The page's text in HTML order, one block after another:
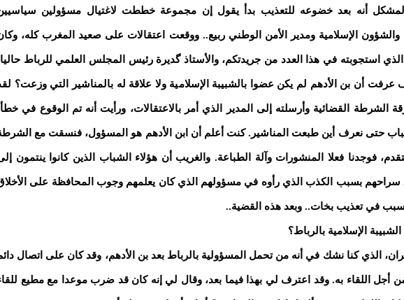
والمشكل أنه بعد خضوعه للتعذيب بدأ يقول إن مجموعة خططت لاغتيال مسؤولين
والشؤون الإسلامية ومدير الأمن الوطني ربيع.. ووقعت اعتقالات على صعيد المغرب كله،
استجوبته في هذا العدد من جريدتكم، والأستاذ گديرة رئيس المجلس العلمي للرباط
أن بن الأدهم لم يكن عضوا بالشبيبة الإسلامية ولا علاقة له بالمناشير التي وزعت؟
الشرطة القضائية وأرسلته إلى المدير الذي أمر بالاعتقالات، ورأيت أنه تم الوقوع في
حتى نعرف أين طبعت المناشير. كنت أعلم أن ابن الأدهم هو المسؤول، فنسقت مع
فوجدنا فعلا المنشورات وآلة الطباعة. والغريب أن هؤلاء الشباب الذين كانوا ينتمون
سراحهم بسبب الكذب الذي رأوه في مسؤولهم الذي كان يعلمهم وجوب المحافظة على
تسبب في تعذيب بخات.. وبعد هذه القضية..
الإسلامية بالرباط؟
الذي كنا نشك في أنه من تحمل المسؤولية بالرباط بعد بن الأدهم، وقد كان على اتصال
أجل اللقاء به. وقد اعترف لي بهذا فيما بعد، وقال لي إنه كان قد ضرب موعدا مع مطيع